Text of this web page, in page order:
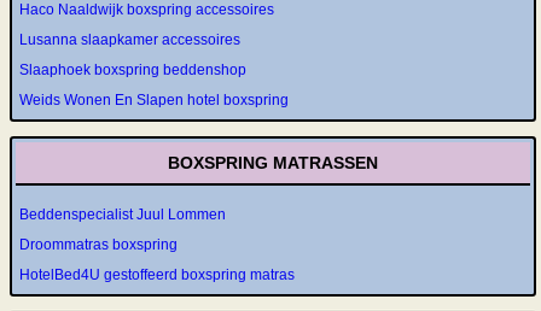
Haco Naaldwijk boxspring accessoires
Lusanna slaapkamer accessoires
Slaaphoek boxspring beddenshop
Weids Wonen En Slapen hotel boxspring
BOXSPRING MATRASSEN
Beddenspecialist Juul Lommen
Droommatras boxspring
HotelBed4U gestoffeerd boxspring matras